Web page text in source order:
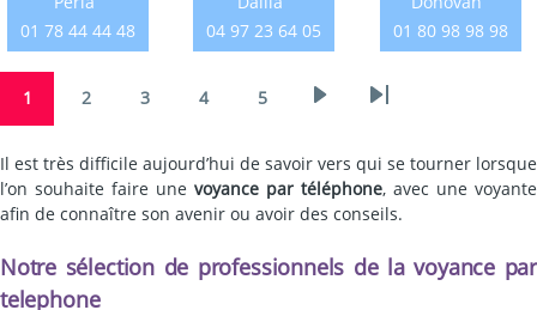
01 78 44 44 48
04 97 23 64 05
01 80 98 98 98
1
Page
2
Page
3
Page
4
Page
5
Last
Il est très difficile aujourd’hui de savoir vers qui se tourner lorsque
l’on souhaite faire une voyance par téléphone, avec une voyante
afin de connaître son avenir ou avoir des conseils.
Notre sélection de professionnels de la voyance par
telephone